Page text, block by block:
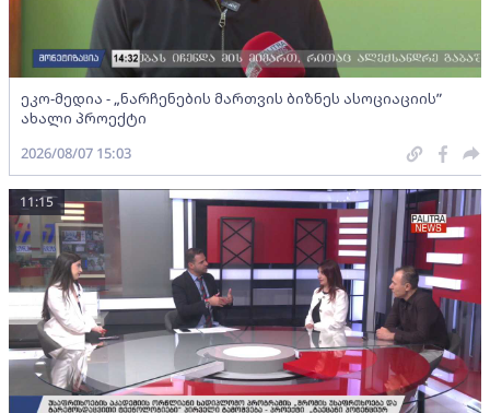
ეკო-მედია - „ნარჩენების მართვის ბიზნეს ასოციაციის”
ახალი პროექტი
2026/08/07 15:03
11:15